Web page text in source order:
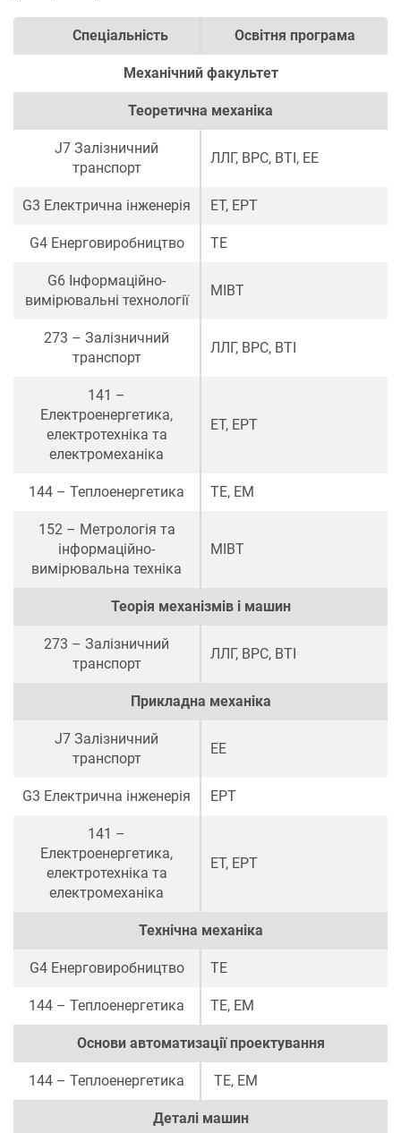
Спеціальність Освітня програма
Механічний факультет
Теоретична механіка
J7 Залізничний
транспорт
ЛЛГ, ВРС, ВТІ, ЕЕ
G3 Електрична інженерія ЕТ, ЕРТ
G4 Енерговиробництво ТЕ
G6 Інформаційно-
вимірювальні технології
МІВТ
273 – Залізничний
транспорт
ЛЛГ, ВРС, ВТІ
141 –
Електроенергетика,
електротехніка та
електромеханіка
ЕТ, ЕРТ
144 – Теплоенергетика ТЕ, ЕМ
152 – Метрологія та
інформаційно-
вимірювальна техніка
МІВТ
Теорія механізмів і машин
273 – Залізничний
транспорт
ЛЛГ, ВРС, ВТІ
Прикладна механіка
J7 Залізничний
транспорт
ЕЕ
G3 Електрична інженерія ЕРТ
141 –
Електроенергетика,
електротехніка та
електромеханіка
ЕТ, ЕРТ
Технічна механіка
G4 Енерговиробництво ТЕ
144 – Теплоенергетика ТЕ, ЕМ
Основи автоматизації проектування
144 – Теплоенергетика ТЕ, ЕМ
Деталі машин